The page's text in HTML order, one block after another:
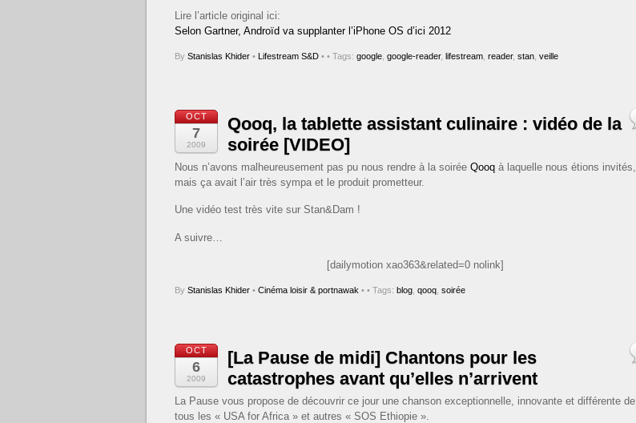
Lire l’article original ici:
Selon Gartner, Androïd va supplanter l’iPhone OS d’ici 2012
By Stanislas Khider • Lifestream S&D • • Tags: google google-reader, lifestream reader, stan veille
OCT
7
2009
Qooq, la tablette assistant culinaire : vidéo de la
soirée [VIDEO]
Nous n’avons malheureusement pas pu nous rendre à la soirée Qooq à laquelle nous étions invités,
mais ça avait l’air très sympa et le produit prometteur.
Une vidéo test très vite sur Stan&Dam !
A suivre…
[dailymotion xao363&related=0 nolink]
By Stanislas Khider • Cinéma loisir & portnawak • • Tags: blog qooq soirée
OCT
6
2009
[La Pause de midi] Chantons pour les
catastrophes avant qu’elles n’arrivent
La Pause vous propose de découvrir ce jour une chanson exceptionnelle, innovante et différente de
tous les « USA for Africa » et autres « SOS Ethiopie ».